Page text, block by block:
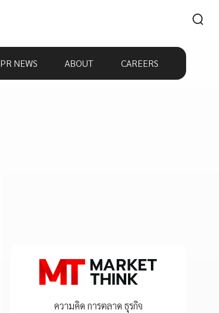
PR NEWS ABOUT CAREERS
ความคิด การตลาด ธุรกิจ